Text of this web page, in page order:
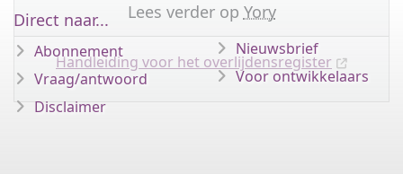
Lees verder op Yory
Handleiding voor het overlijdensregister
Direct naar...
Abonnement
Vraag/antwoord
Disclaimer
Nieuwsbrief
Voor ontwikkelaars